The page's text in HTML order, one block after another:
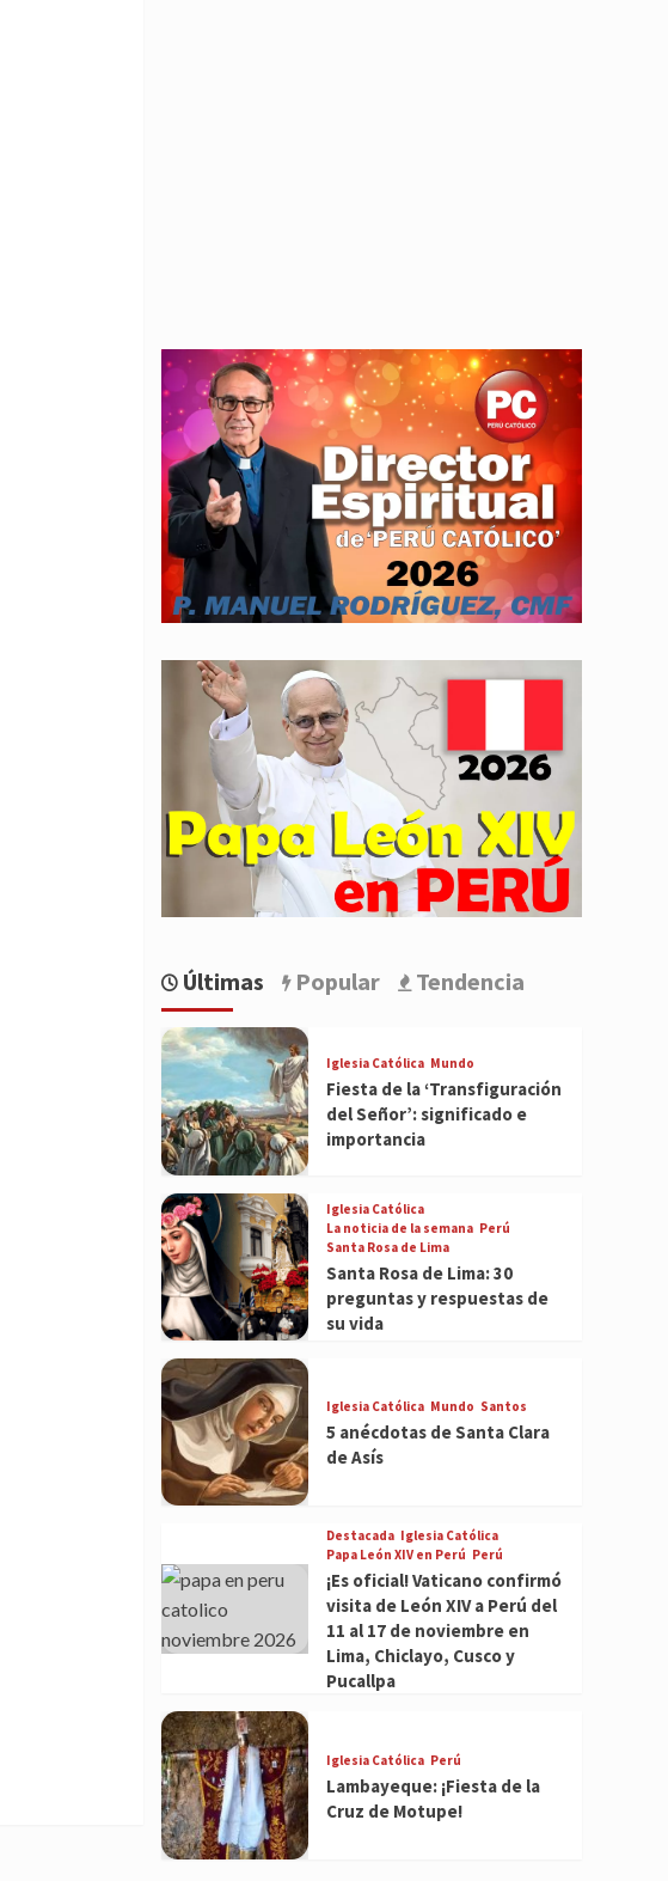
Últimas Popular Tendencia
Iglesia Católica Mundo
Fiesta de la ‘Transfiguración
del Señor’: significado e
importancia
Iglesia Católica
La noticia de la semana Perú
Santa Rosa de Lima
Santa Rosa de Lima: 30
preguntas y respuestas de
su vida
Iglesia Católica Mundo Santos
5 anécdotas de Santa Clara
de Asís
Destacada Iglesia Católica
Papa León XIV en Perú Perú
¡Es oficial! Vaticano confirmó
visita de León XIV a Perú del
11 al 17 de noviembre en
Lima, Chiclayo, Cusco y
Pucallpa
Iglesia Católica Perú
Lambayeque: ¡Fiesta de la
Cruz de Motupe!